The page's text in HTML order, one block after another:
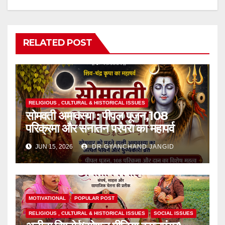
RELATED POST
RELIGIOUS , CULTURAL & HISTORICAL ISSUES
सोमवती अमावस्या : पीपल पूजन,108
परिक्रमा और सनातन परंपरा का महापर्व
JUN 15, 2026 DR GYANCHAND JANGID
MOTIVATIONAL POPULAR POST
RELIGIOUS , CULTURAL & HISTORICAL ISSUES SOCIAL ISSUES